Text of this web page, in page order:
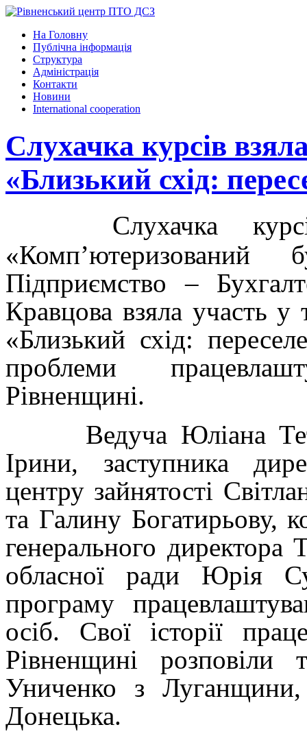
На Головну
Публічна інформація
Структура
Адміністрація
Контакти
Новини
International cooperation
Слухачка курсів
«Близький схід:
Слухачка
«Комп’ютеризований
Підприємство –
Кравцова взяла участь у
«Близький схід:
проблеми
Рівненщині.
Ведуча Юліана Тет
Ірини, заступника
центру зайнятості
та Галину Богатирьову,
генерального
обласної ради Юрія
програму
осіб. Свої історії
Рівненщині
Униченко з
Донецька.